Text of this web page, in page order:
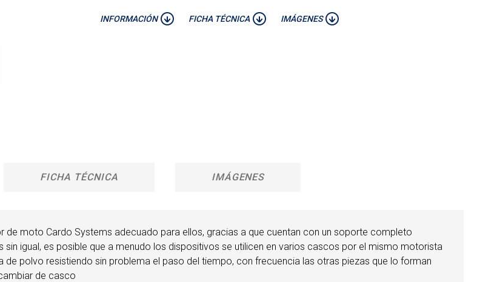
INFORMACIÓN FICHA TÉCNICA IMÁGENES
FICHA TÉCNICA IMÁGENES
moto Cardo Systems adecuado para ellos, gracias a que cuentan con un soporte completo
igual, es posible que a menudo los dispositivos se utilicen en varios cascos por el mismo motorista
polvo resistiendo sin problema el paso del tiempo, con frecuencia las otras piezas que lo forman
de casco